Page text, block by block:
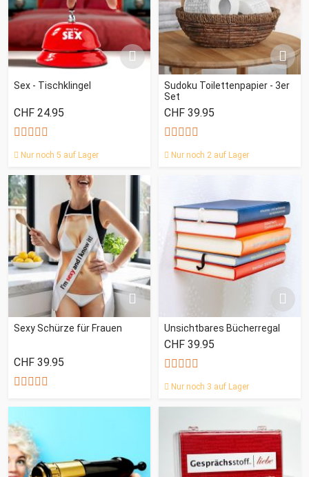
Sex - Tischklingel
CHF 24.95
Nur noch 5 auf Lager
Sudoku Toilettenpapier - 3er
Set
CHF 39.95
Nur noch 2 auf Lager
Sexy Schürze für Frauen
CHF 39.95
Unsichtbares Bücherregal
CHF 39.95
Nur noch 3 auf Lager